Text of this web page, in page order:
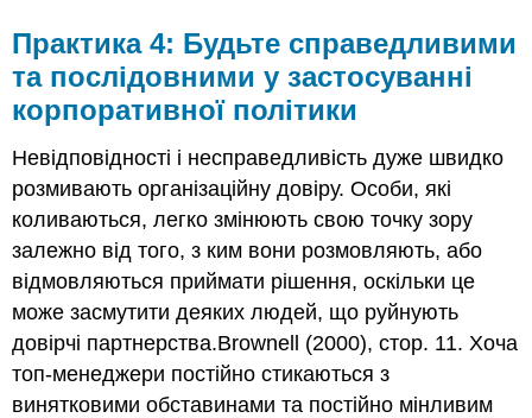
Практика 4: Будьте справедливими
та послідовними у застосуванні
корпоративної політики
Невідповідності і несправедливість дуже швидко
розмивають організаційну довіру. Особи, які
коливаються, легко змінюють свою точку зору
залежно від того, з ким вони розмовляють, або
відмовляються приймати рішення, оскільки це
може засмутити деяких людей, що руйнують
довірчі партнерства.Brownell (2000), стор. 11. Хоча
топ-менеджери постійно стикаються з
винятковими обставинами та постійно мінливим